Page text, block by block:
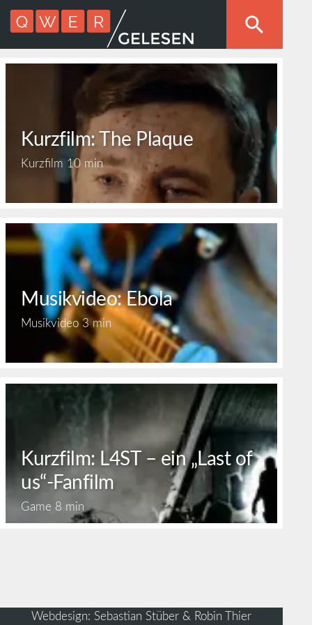
Kurzfilm: The Plaque
Kurzfilm 10 min
Musikvideo: Ebola
Musikvideo 3 min
Kurzfilm: L4ST – ein „Last of
us“-Fanfilm
Game 8 min
Webdesign: Sebastian Stüber & Robin Thier